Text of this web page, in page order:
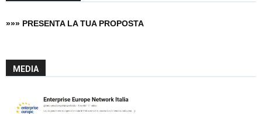
»»» PRESENTA LA TUA PROPOSTA
MEDIA